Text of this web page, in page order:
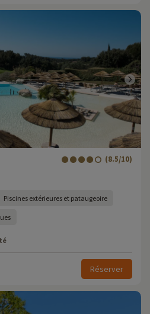
(8.5/10)
Piscines extérieures et pataugeoire
Réserver